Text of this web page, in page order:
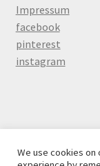
Impressum
facebook
pinterest
instagram
© Teesign 77
We use cookies